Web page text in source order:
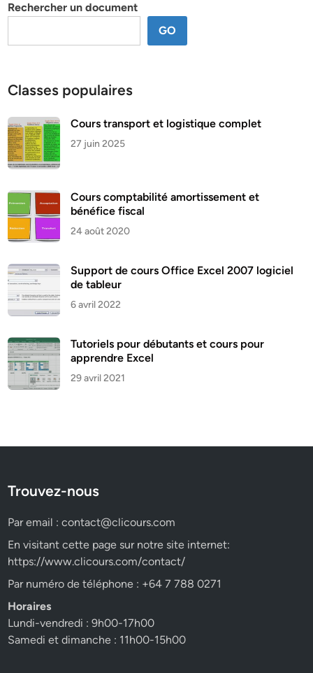
Rechercher un document
GO
Classes populaires
Cours transport et logistique complet
27 juin 2025
Cours comptabilité amortissement et
bénéfice fiscal
24 août 2020
Support de cours Office Excel 2007 logiciel
de tableur
6 avril 2022
Tutoriels pour débutants et cours pour
apprendre Excel
29 avril 2021
Trouvez-nous
Par email :contact@clicours.com
En visitant cette page sur notre site internet:
https://www.clicours.com/contact/
Par numéro de téléphone : +64 7 788 0271
Horaires
Lundi-vendredi : 9h00-17h00
Samedi et dimanche : 11h00-15h00